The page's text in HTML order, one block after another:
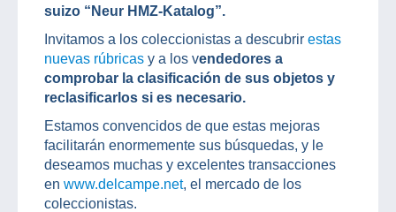
suizo “Neur HMZ-Katalog”.
Invitamos a los coleccionistas a descubrir estas
nuevas rúbricas y a los vendedores a
comprobar la clasificación de sus objetos y
reclasificarlos si es necesario.
Estamos convencidos de que estas mejoras
facilitarán enormemente sus búsquedas, y le
deseamos muchas y excelentes transacciones
en www.delcampe.net, el mercado de los
coleccionistas.